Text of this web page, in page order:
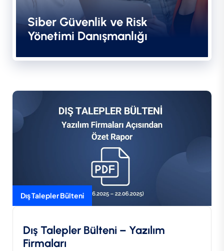
Siber Güvenlik ve Risk
Yönetimi Danışmanlığı
Dış Talepler Bülteni
Dış Talepler Bülteni – Yazılım
Firmaları